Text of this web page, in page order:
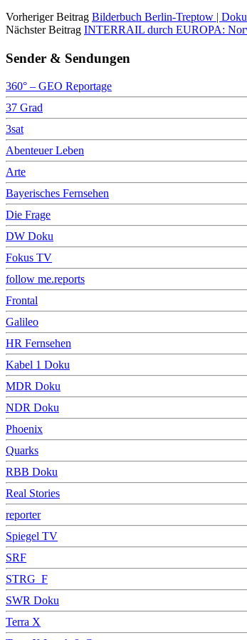
Vorheriger Beitrag Bilderbuch Berlin-Treptow |
Nächster Beitrag INTERRAIL durch EUROPA:
Sender & Sendungen
360° – GEO Reportage
37 Grad
3sat
Abenteuer Leben
Arte
Bayerisches Fernsehen
Die Frage
DW Doku
Fokus TV
follow me.reports
Frontal
Galileo
HR Fernsehen
Kabel 1 Doku
MDR Doku
NDR Doku
Phoenix
Quarks
RBB Doku
Real Stories
reporter
Spiegel TV
SRF
STRG_F
SWR Doku
Terra X